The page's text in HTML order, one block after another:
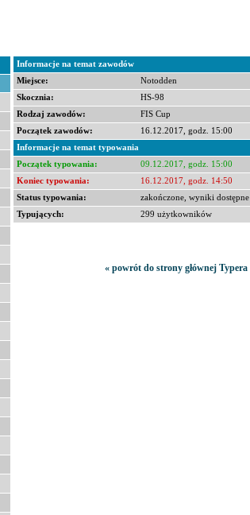
Informacje na temat zawodów
Miejsce:
Notodden
Skocznia:
HS-98
Rodzaj zawodów:
FIS Cup
Początek zawodów:
16.12.2017, godz. 15:00
Informacje na temat typowania
Początek typowania:
09.12.2017, godz. 15:00
Koniec typowania:
16.12.2017, godz. 14:50
Status typowania:
zakończone, wyniki dostępne
Typujących:
299 użytkowników
« powrót do strony głównej Typera